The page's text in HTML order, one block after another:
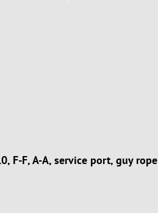
F-F, A-A, service port, guy rope